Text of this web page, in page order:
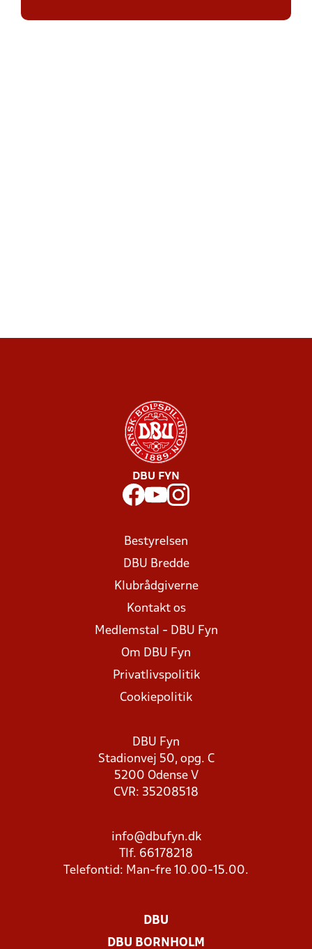
DBU FYN
Bestyrelsen
DBU Bredde
Klubrådgiverne
Kontakt os
Medlemstal - DBU Fyn
Om DBU Fyn
Privatlivspolitik
Cookiepolitik
DBU Fyn
Stadionvej 50, opg. C
5200 Odense V
CVR: 35208518
info@dbufyn.dk
Tlf. 66178218
Telefontid: Man-fre 10.00-15.00.
DBU
DBU BORNHOLM